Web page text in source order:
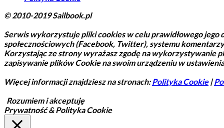
© 2010-2019 Sailbook.pl
Serwis wykorzystuje pliki cookies w celu prawidłowego jego
społecznościowych (Facebook, Twitter), systemu
Korzystając ze strony wyrażasz zgodę na wykorzystywanie
zapisywanie plików Cookie na swoim urządzeniu w
Więcej informacji znajdziesz na stronach:Polityka Cookie|
Rozumiem i akceptuję
Prywatność & Polityka Cookie